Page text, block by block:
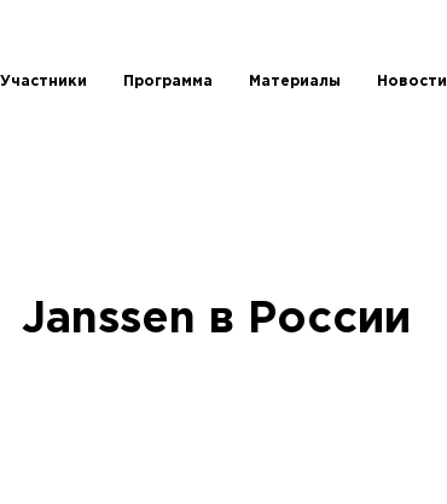
Участники Программа Материалы Новости
Janssen в России